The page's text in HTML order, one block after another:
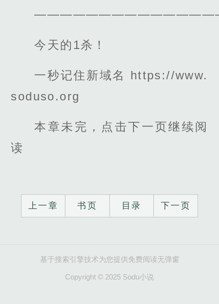
今天的1杀！
一秒记住新域名 https://www.
soduso.org
本章未完，点击下一页继续阅
读
上一章 书页 目录 下一页
基于搜索引擎技术为您提供免费阅读无弹窗
Copyright © 2025 Sodu小说